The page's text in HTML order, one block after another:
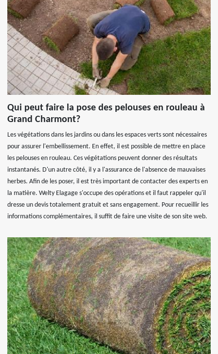
Qui peut faire la pose des pelouses en rouleau à
Grand Charmont?
Les végétations dans les jardins ou dans les espaces verts sont nécessaires
pour assurer l'embellissement. En effet, il est possible de mettre en place
les pelouses en rouleau. Ces végétations peuvent donner des résultats
instantanés. D'un autre côté, il y a l'assurance de l'absence de mauvaises
herbes. Afin de les poser, il est très important de contacter des experts en
la matière. Welty Elagage s'occupe des opérations et il faut rappeler qu'il
dresse un devis totalement gratuit et sans engagement. Pour recueillir les
informations complémentaires, il suffit de faire une visite de son site web.